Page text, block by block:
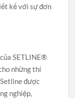
kế với sự đơn
SETLINE®
những thí
được
nghiệp,